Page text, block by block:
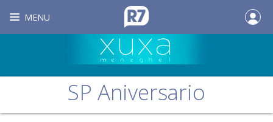
MENU
SP Aniversario